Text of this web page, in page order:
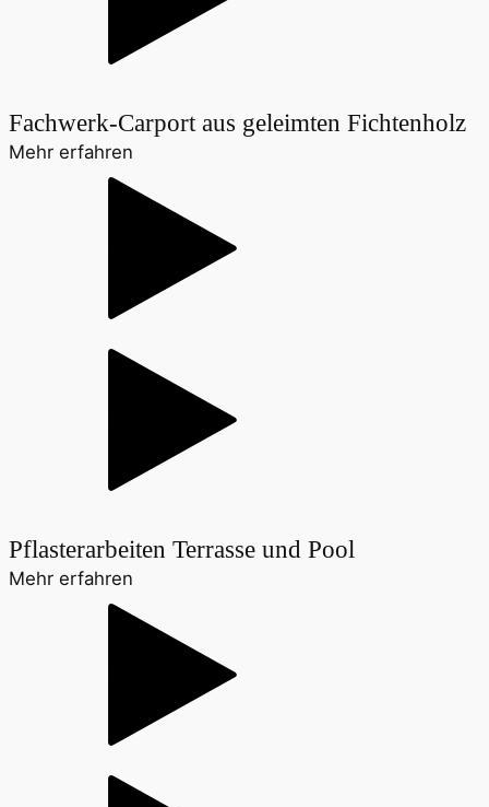
Fachwerk-Carport aus geleimten Fichtenholz
Mehr erfahren
Pflasterarbeiten Terrasse und Pool
Mehr erfahren